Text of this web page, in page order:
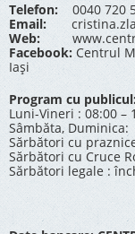
Telefon: 0040 720
Email:
Web:
Facebook: Centrul
Iași
Program cu
Luni-Vineri : 08:00 –
Sâmbăta,
Sărbători cu
Sărbători cu Cruce
Sărbători legale :